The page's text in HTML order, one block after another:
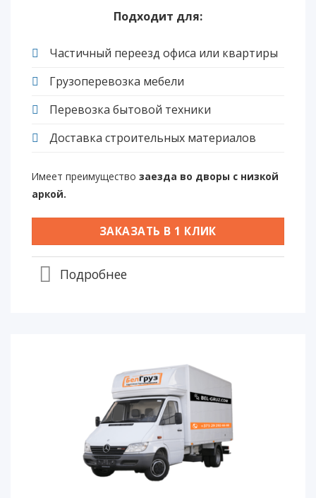
Подходит для:
Частичный переезд офиса или квартиры
Грузоперевозка мебели
Перевозка бытовой техники
Доставка строительных материалов
Имеет преимущество заезда во дворы с низкой
аркой.
ЗАКАЗАТЬ В 1 КЛИК
Подробнее